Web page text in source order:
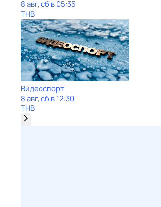
8 авг, сб в 05:35
ТНВ
Видеоспорт
8 авг, сб в 12:30
ТНВ